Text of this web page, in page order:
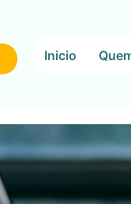
Inicio